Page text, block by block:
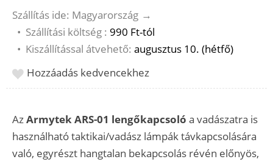
Szállítás ide: Magyarország →
• Szállítási költség : 990 Ft-tól
• Kiszállítással átvehető: augusztus 10. (hétfő)
Hozzáadás kedvencekhez
AzArmytek ARS-01 lengőkapcsoló a vadászatra is
használható taktikai/vadász lámpák távkapcsolására
való, egyrészt hangtalan bekapcsolás révén előnyös,